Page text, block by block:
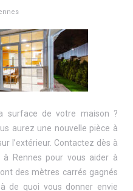
surface de votre maison ?
aurez une nouvelle pièce à
l’extérieur. Contactez dès à
Rennes pour vous aider à
des mètres carrés gagnés
de quoi vous donner envie